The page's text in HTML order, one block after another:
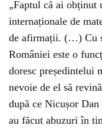
„Faptul că ai obținut
internaționale de
de afirmații. (…) Cu
României este o
doresc președintelui
nevoie de el să
după ce Nicușor
au făcut abuzuri în